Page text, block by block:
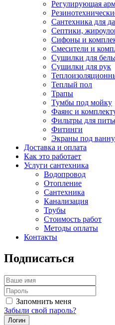
Регулирующая
Сантехника для
Септики,
Сифоны и
Смесители и
Сушилки для
Сушилки для рук
Теплый пол
Трапы
Тумбы под мойку
Фаянс и
Фильтры для
Фитинги
Экраны под ванну
Доставка и оплата
Как это работает
Услуги сантехника
Водопровод
Отопление
Сантехника
Канализация
Трубы
Стоимость работ
Методы оплаты
Контакты
Подписаться
Запомнить меня
Забыли свой пароль?